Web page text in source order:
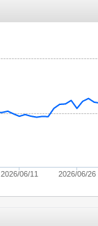
2026/06/11 2026/06/26